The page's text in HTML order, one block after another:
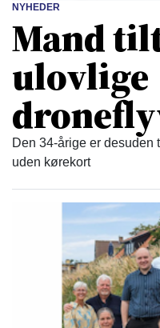
NYHEDER
Mand
ulovlige
Den 34-årige er desuden
uden kørekort